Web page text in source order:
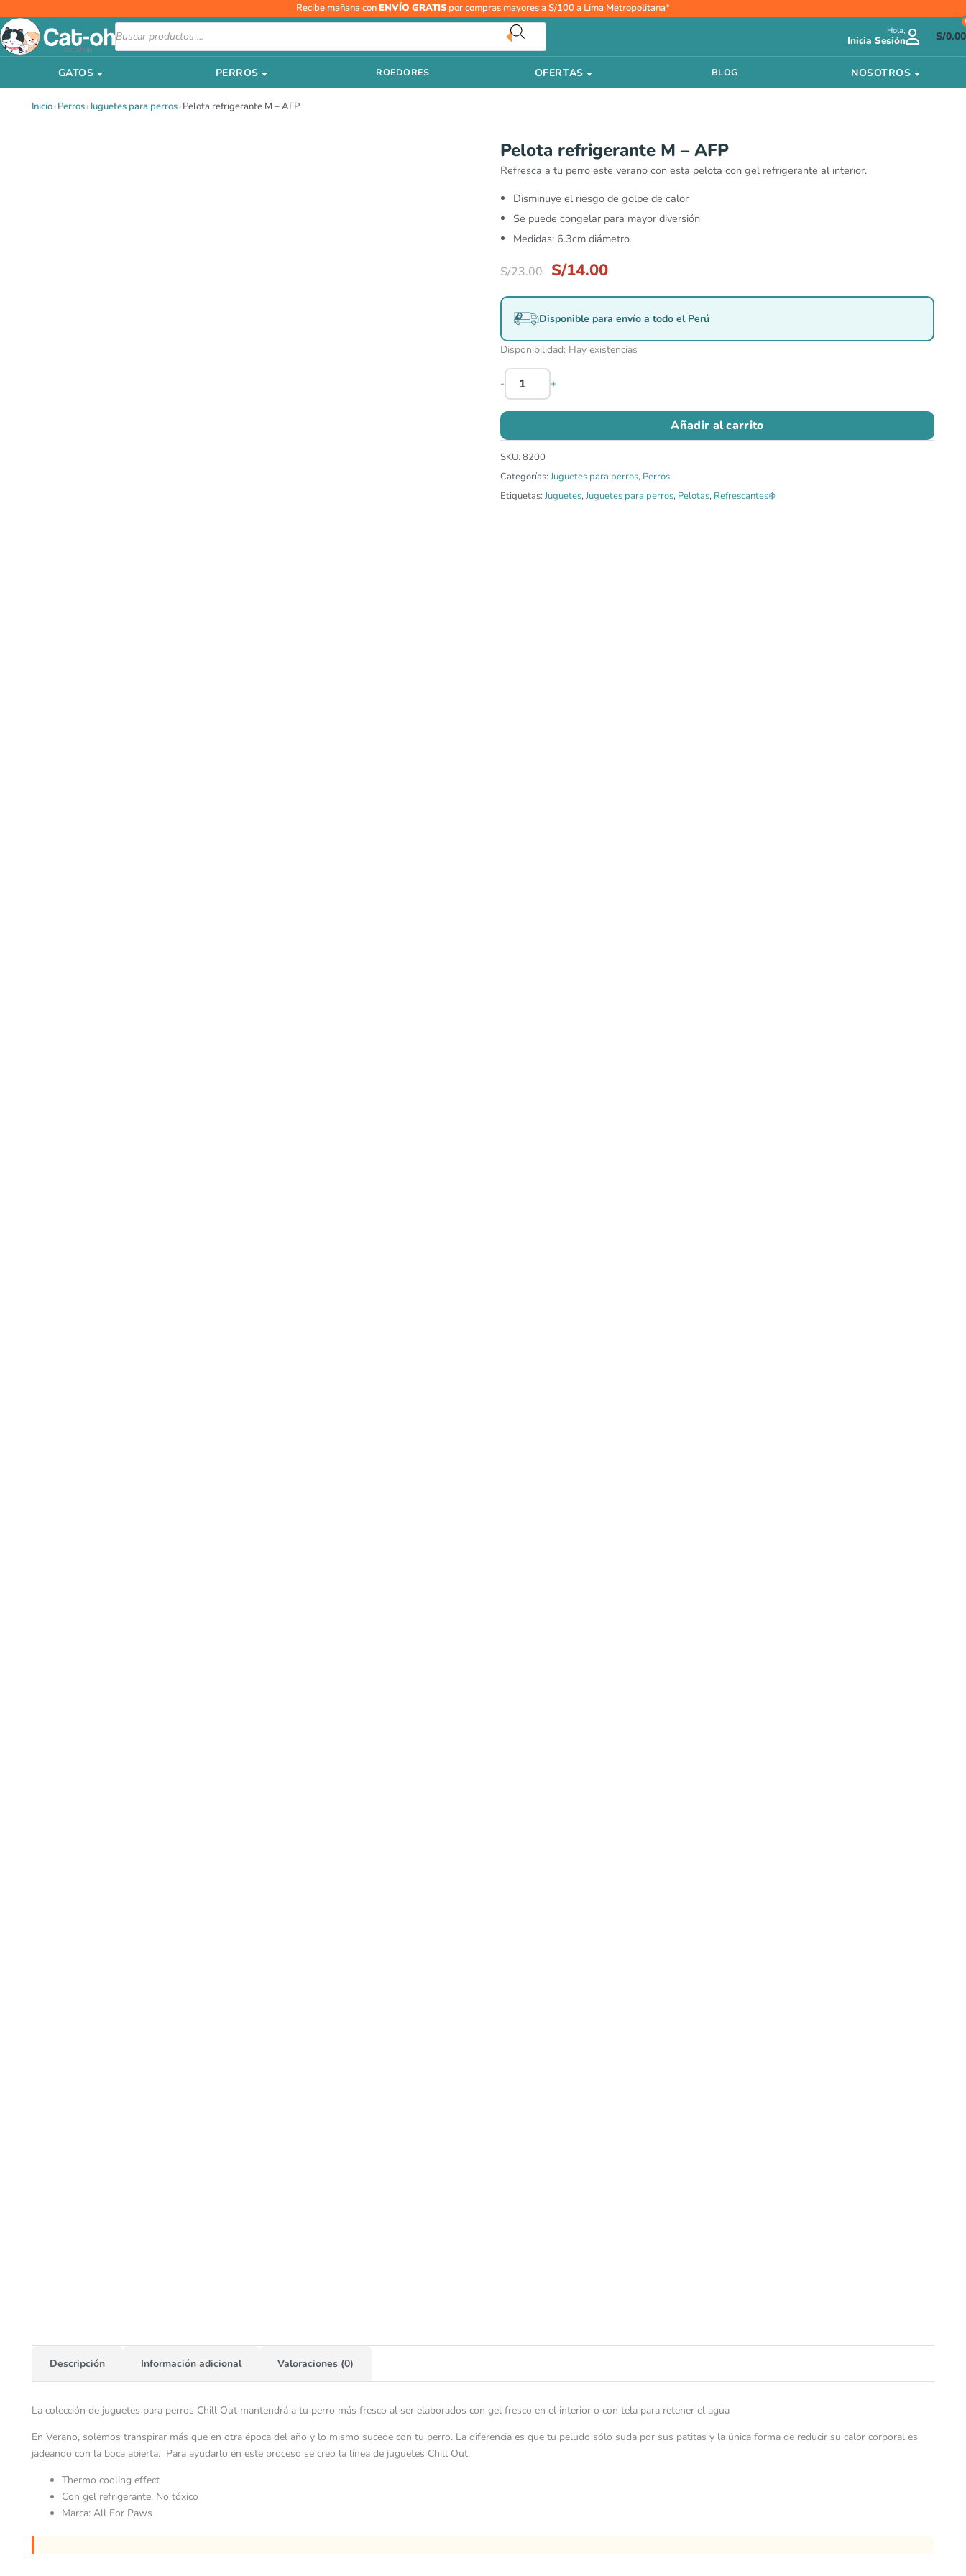
al
contenido
Recibe mañana conENVÍO GRATIS por compras mayores a S/100 a Lima Metropolitana*
Búsqueda
de
productos
Hola,
Inicia Sesión S/0.00
GATOS PERROS ROEDORES OFERTAS BLOG NOSOTROS
Inicio›Perros›Juguetes para perros›Pelota refrigerante M – AFP
Pelota refrigerante M – AFP
Refresca a tu perro este verano con esta pelota con gel refrigerante al interior.
Disminuye el riesgo de golpe de calor
Se puede congelar para mayor diversión
Medidas: 6.3cm diámetro
S/23.00
El
precio
era:
S/23.00.
S/14.00
El
precio
es:
Disponible para envío a todo el Perú
Disponibilidad: Hay existencias
-
Pelota
refrigerante
M
-
cantidad
+
Añadir al carrito
SKU: 8200
Categorías: Juguetes para perros, Perros
Etiquetas: Juguetes,Juguetes para perros, Pelotas, Refrescantes❄️
Descripción Información adicional Valoraciones (0)
La colección de juguetes para perros Chill Out mantendrá a tu perro más fresco al ser elaborados con gel fresco en el interior o con tela para retener el agua
En Verano, solemos transpirar más que en otra época del año y lo mismo sucede con tu perro. La diferencia es que tu peludo sólo suda por sus patitas y la única forma de reducir su calor corporal es
jadeando con la boca abierta. Para ayudarlo en este proceso se creo la línea de juguetes Chill Out.
Thermo cooling effect
Con gel refrigerante. No tóxico
Marca: All For Paws